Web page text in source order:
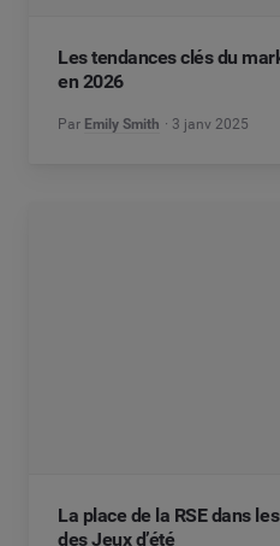
Les tendances clés du
en 2026
Par Emily Smith 3 janv 2025
La place de la RSE dans
des Jeux d’été